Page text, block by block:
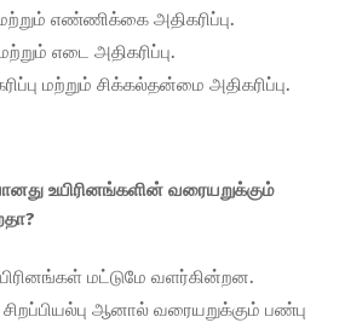
மற்றும் எண்ணிக்கை அதிகரிப்பு.
எடை அதிகரிப்பு.
மற்றும் சிக்கல்தன்மை அதிகரிப்பு.
உயிரினங்களின் வரையறுக்கும்
மட்டுமே வளர்கின்றன.
ஆனால் வரையறுக்கும் பண்பு